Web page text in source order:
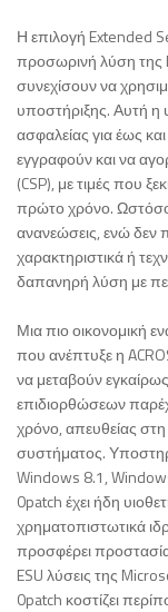
Η επιλογή Extended
προσωρινή λύση της
συνεχίσουν να
υποστήριξης. Αυτή η
ασφαλείας για έως
εγγραφούν και να
(CSP), με τιμές που
πρώτο χρόνο.
ανανεώσεις, ενώ δεν
χαρακτηριστικά ή
δαπανηρή λύση με
Μια πιο οικονομική
που ανέπτυξε η
να μεταβούν
επιδιορθώσεων
χρόνο, απευθείας στη
συστήματος.
Windows 8.1,
0patch έχει ήδη
χρηματοπιστωτικά
προσφέρει
ESU λύσεις της
0patch κοστίζει